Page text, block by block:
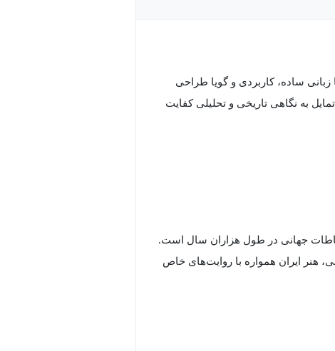
زبانی ساده، کاربردی و گویا طراحی
به نگاهی تاریخی و تحلیلی کفایت
جهانی در طول هزاران سال است.
هنر ایران همواره با روایت‌های خاص